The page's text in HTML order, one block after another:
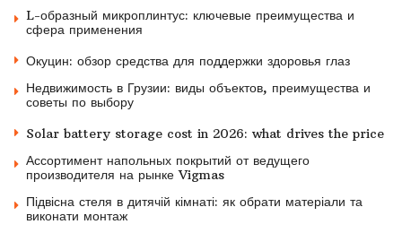
L-образный микроплинтус: ключевые преимущества и
сфера применения
Окуцин: обзор средства для поддержки здоровья глаз
Недвижимость в Грузии: виды объектов, преимущества и
советы по выбору
Solar battery storage cost in 2026: what drives the price
Ассортимент напольных покрытий от ведущего
производителя на рынке Vigmas
Підвісна стеля в дитячій кімнаті: як обрати матеріали та
виконати монтаж